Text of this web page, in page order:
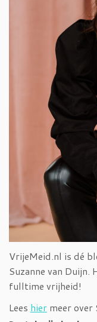
VrijeMeid.nl is dé
Suzanne van
fulltime vrijheid!
Lees hier meer over